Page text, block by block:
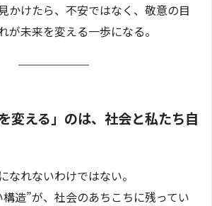
かけたら、不安ではなく、敬意の目
が未来を変える一歩になる。
変える」のは、社会と私たち自
なれないわけではない。
造”が、社会のあちこちに残ってい